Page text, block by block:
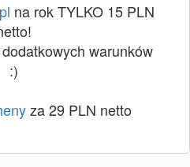
na rok TYLKO 15 PLN
warunków
:)
za 29 PLN netto